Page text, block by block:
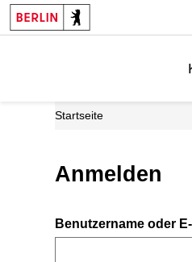
Startseite
Anmelden
Benutzername oder